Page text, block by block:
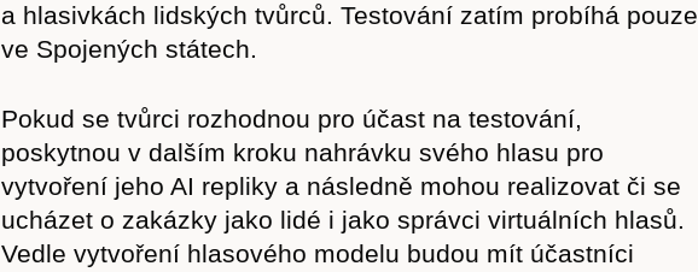
a hlasivkách lidských tvůrců. Testování zatím probíhá pouze
ve Spojených státech.
Pokud se tvůrci rozhodnou pro účast na testování,
poskytnou v dalším kroku nahrávku svého hlasu pro
vytvoření jeho AI repliky a následně mohou realizovat či se
ucházet o zakázky jako lidé i jako správci virtuálních hlasů.
Vedle vytvoření hlasového modelu budou mít účastníci